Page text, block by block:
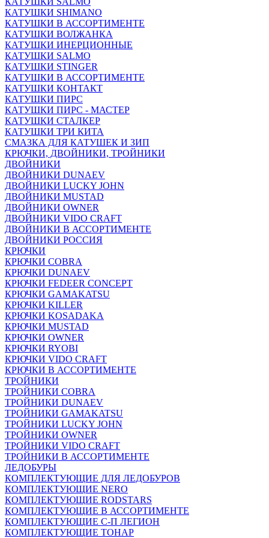
КАТУШКИ SHIMANO
КАТУШКИ В АССОРТИМЕНТЕ
КАТУШКИ ВОЛЖАНКА
КАТУШКИ ИНЕРЦИОННЫЕ
КАТУШКИ SALMO
КАТУШКИ STINGER
КАТУШКИ В АССОРТИМЕНТЕ
КАТУШКИ КОНТАКТ
КАТУШКИ ПИРС
КАТУШКИ ПИРС - МАСТЕР
КАТУШКИ СТАЛКЕР
КАТУШКИ ТРИ КИТА
СМАЗКА ДЛЯ КАТУШЕК И ЗИП
КРЮЧКИ, ДВОЙНИКИ, ТРОЙНИКИ
ДВОЙНИКИ
ДВОЙНИКИ DUNAEV
ДВОЙНИКИ LUCKY JOHN
ДВОЙНИКИ MUSTAD
ДВОЙНИКИ OWNER
ДВОЙНИКИ VIDO CRAFT
ДВОЙНИКИ В АССОРТИМЕНТЕ
ДВОЙНИКИ РОССИЯ
КРЮЧКИ
КРЮЧКИ COBRA
КРЮЧКИ DUNAEV
КРЮЧКИ FEDEER CONCEPT
КРЮЧКИ GAMAKATSU
КРЮЧКИ KILLER
КРЮЧКИ KOSADAKA
КРЮЧКИ MUSTAD
КРЮЧКИ OWNER
КРЮЧКИ RYOBI
КРЮЧКИ VIDO CRAFT
КРЮЧКИ В АССОРТИМЕНТЕ
ТРОЙНИКИ
ТРОЙНИКИ COBRA
ТРОЙНИКИ DUNAEV
ТРОЙНИКИ GAMAKATSU
ТРОЙНИКИ LUCKY JOHN
ТРОЙНИКИ OWNER
ТРОЙНИКИ VIDO CRAFT
ТРОЙНИКИ В АССОРТИМЕНТЕ
ЛЕДОБУРЫ
КОМПЛЕКТУЮЩИЕ ДЛЯ ЛЕДОБУРОВ
КОМПЛЕКТУЮЩИЕ NERO
КОМПЛЕКТУЮЩИЕ RODSTARS
КОМПЛЕКТУЮЩИЕ В АССОРТИМЕНТЕ
КОМПЛЕКТУЮЩИЕ С-П ЛЕГИОН
КОМПЛЕКТУЮЩИЕ ТОНАР